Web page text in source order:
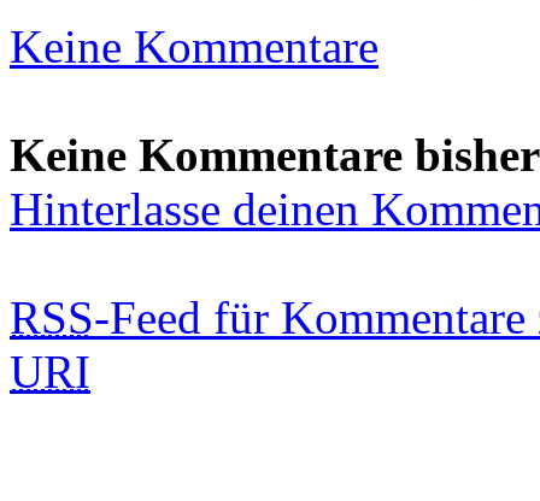
Keine Kommentare
Keine Kommentare bisher
Hinterlasse deinen
RSS-Feed für
URI